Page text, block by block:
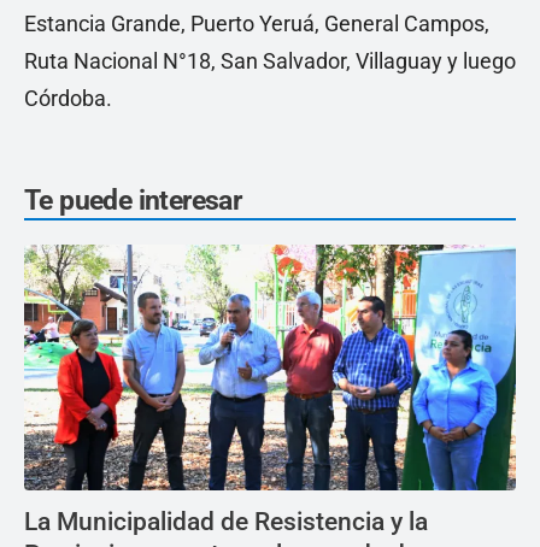
Estancia Grande, Puerto Yeruá, General Campos,
Ruta Nacional N°18, San Salvador, Villaguay y luego
Córdoba.
Te puede interesar
La Municipalidad de Resistencia y la